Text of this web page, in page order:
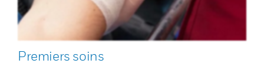
Premiers soins